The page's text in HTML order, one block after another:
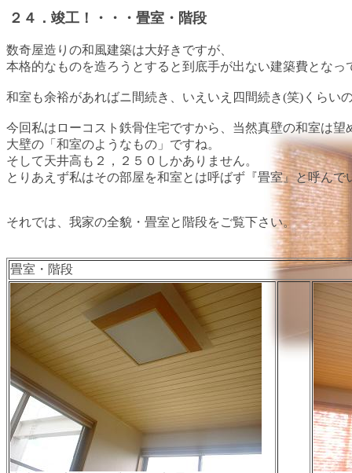
２４．竣工！・・・畳室・階段
数奇屋造りの和風建築は大好きですが、
本格的なものを造ろうとすると到底手が出ない建築費となっ
和室も余裕があればニ間続き、いえいえ四間続き(笑)くらい
今回私はローコスト鉄骨住宅ですから、当然真壁の和室は望
大壁の「和室のようなもの」ですね。
そして天井高も２，２５０しかありません。
とりあえず私はその部屋を和室とは呼ばず『畳室』と呼んで
それでは、我家の全貌・ 畳室と階段をご覧下さい。
畳室・階段